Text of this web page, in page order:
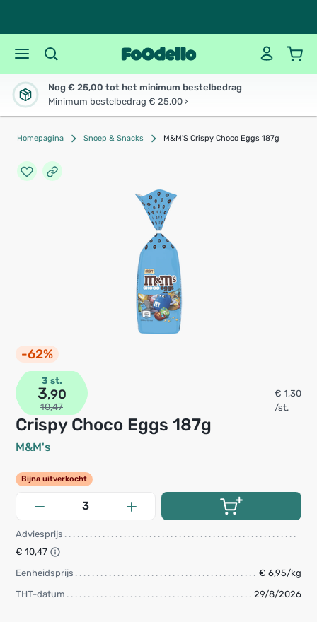
Nog € 25,00 tot het minimum bestelbedrag
Minimum bestelbedrag € 25,00 ›
Homepagina Snoep & Snacks M&M'S Crispy Choco Eggs 187g
-62%
Crispy Choco Eggs 187g
M&M's
3 st.
3,90
10,47
€ 1,30
/st.
Bijna uitverkocht
Adviesprijs
€ 10,47
Eenheidsprijs
€ 6,95/kg
THT-datum
29/8/2026